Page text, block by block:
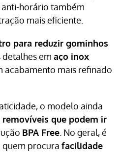
horário também
mais eficiente.
para reduzir gominhos
detalhes em aço inox
acabamento mais refinado
o modelo ainda
removíveis que podem ir
BPA Free . No geral, é
quem procura facilidade